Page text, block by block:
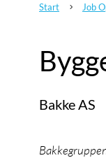
Start 5 Job
Bakke AS